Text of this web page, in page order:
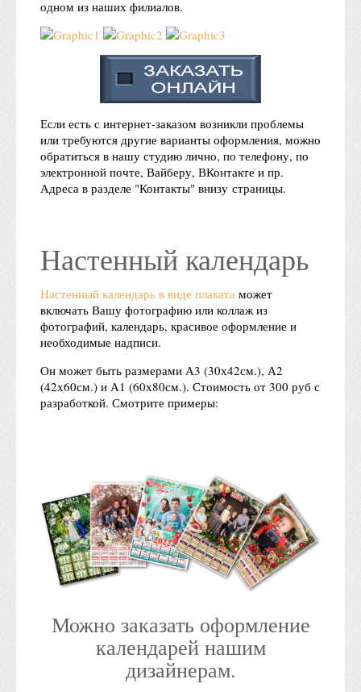
одном из наших филиалов.
Если есть с интернет-заказом возникли проблемы
или требуются другие варианты оформления, можно
обратиться в нашу студию лично, по телефону, по
электронной почте, Вайберу, ВКонтакте и пр.
Адреса в разделе "Контакты" внизу страницы.
Настенный календарь
Настенный календарь в виде плаката может
включать Вашу фотографию или коллаж из
фотографий, календарь, красивое оформление и
необходимые надписи.
Он может быть размерами А3 (30х42см.), А2
(42х60см.) и А1 (60х80см.). Стоимость от 300 руб с
разработкой. Смотрите примеры:
Можно заказать оформление
календарей нашим
дизайнерам.